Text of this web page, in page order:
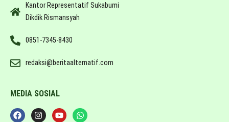
Kantor Representatif Sukabumi
Dikdik Rismansyah
0851-7345-8430
redaksi@beritaalternatif.com
MEDIA SOSIAL